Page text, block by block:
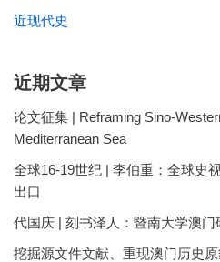
近现代史
近期文章
论文征集 | Reframing Sino-
Mediterranean Sea
全球16-19世纪 | 李伯重：全球史
出口
代国庆 | 刻书泽人：暨南大学澳
挖掘源文件文献、重现澳门历史原